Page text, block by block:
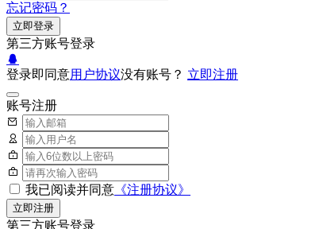
忘记密码？
立即登录
第三方账号登录
登录即同意用户协议没有账号？ 立即注册
账号注册
我已阅读并同意 《注册协议》
立即注册
第三方账号登录